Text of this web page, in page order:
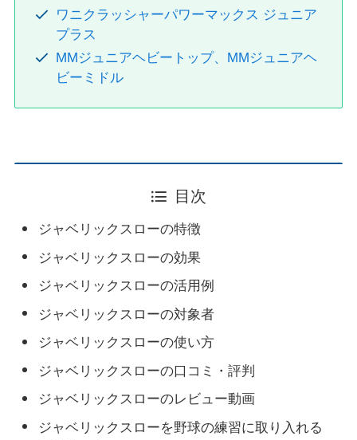
ワニクラッシャーパワーマックス ジュニア
プラス
MMジュニアヘビートップ、MMジュニアヘ
ビーミドル
目次
ジャベリックスローの特徴
ジャベリックスローの効果
ジャベリックスローの活用例
ジャベリックスローの対象者
ジャベリックスローの使い方
ジャベリックスローの口コミ・評判
ジャベリックスローのレビュー動画
ジャベリックスローを野球の練習に取り入れる